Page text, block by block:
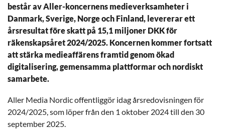
består av Aller-koncernens medieverksamheter i
Danmark, Sverige, Norge och Finland, levererar ett
årsresultat före skatt på 15,1 miljoner DKK för
räkenskapsåret 2024/2025. Koncernen kommer fortsatt
att stärka medieaffärens framtid genom ökad
digitalisering, gemensamma plattformar och nordiskt
samarbete.
Aller Media Nordic offentliggör idag årsredovisningen för
2024/2025, som löper från den 1 oktober 2024 till den 30
september 2025.